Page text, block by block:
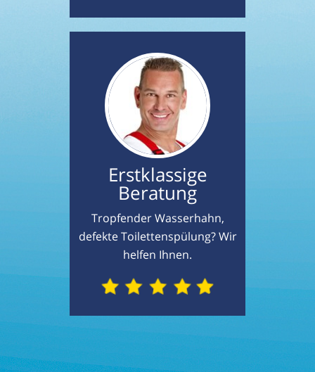
Erstklassige
Beratung
Tropfender Wasserhahn,
defekte Toilettenspülung? Wir
helfen Ihnen.